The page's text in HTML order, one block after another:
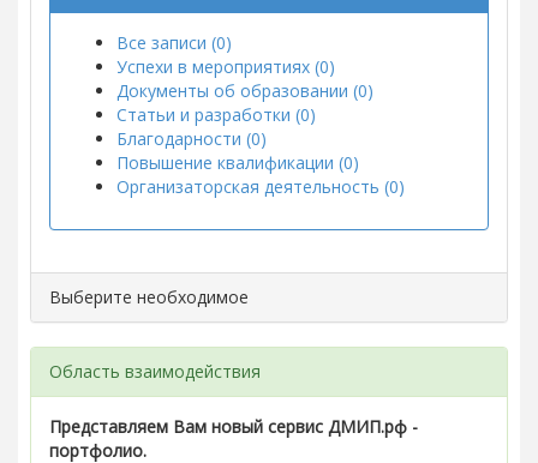
Все записи (0)
Успехи в мероприятиях (0)
Документы об образовании (0)
Статьи и разработки (0)
Благодарности (0)
Повышение квалификации (0)
Организаторская деятельность (0)
Выберите необходимое
Область взаимодействия
Представляем Вам новый сервис ДМИП.рф -
портфолио.